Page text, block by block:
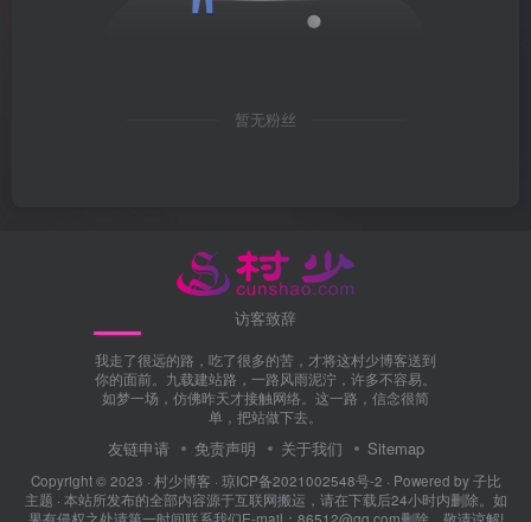
暂无粉丝
访客致辞
我走了很远的路，吃了很多的苦，才将这村少博客送到
你的面前。九载建站路，一路风雨泥泞，许多不容易。
如梦一场，仿佛昨天才接触网络。这一路，信念很简
单，把站做下去。
友链申请 免责声明 关于我们 Sitemap
Copyright © 2023 · 村少博客 · 琼ICP备2021002548号-2 · Powered by子比
主题 · 本站所发布的全部内容源于互联网搬运，请在下载后24小时内删除。如
果有侵权之处请第一时间联系我们E-mail：86512@qq.com删除。敬请谅解!